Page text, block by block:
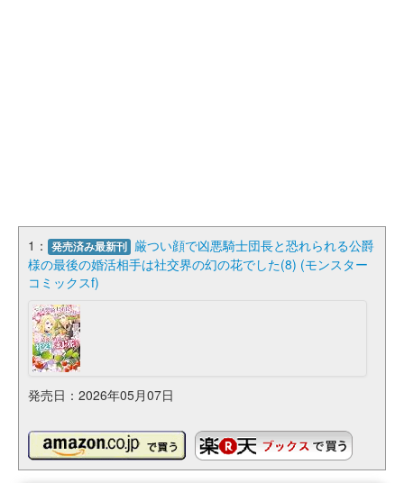
1： 発売済み最新刊 厳つい顔で凶悪騎士団長と恐れられる公爵
様の最後の婚活相手は社交界の幻の花でした(8) (モンスター
コミックスf)
発売日：2026年05月07日